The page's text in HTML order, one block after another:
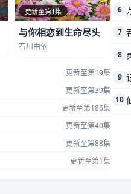
更新至第1集
与你相恋到生命尽头
石川由依
更新至第19集
更新至第39集
更新至第186集
更新至第40集
更新至第88集
更新至第1集
6
7
8
9
10